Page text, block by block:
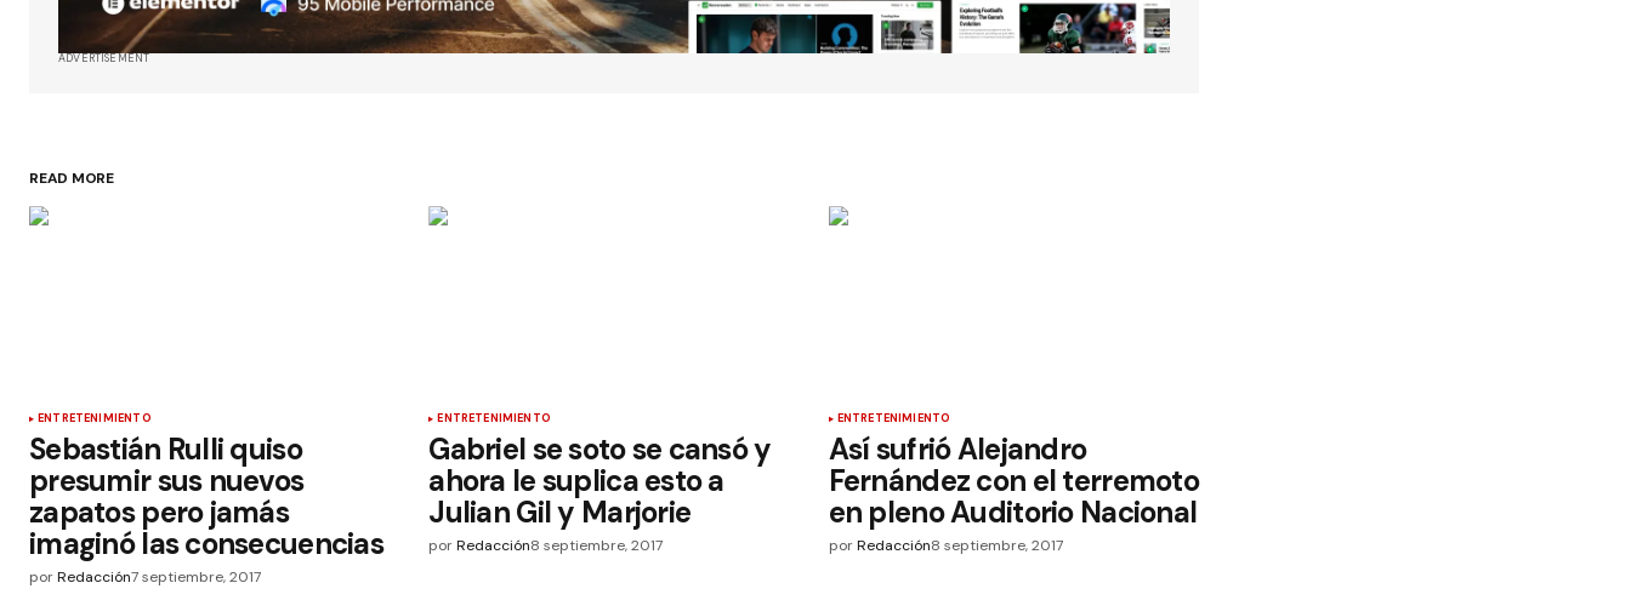
ADVERTISEMENT
READ MORE
ENTRETENIMIENTO
Sebastián Rulli quiso
presumir sus nuevos
zapatos pero jamás
imaginó las consecuencias
porRedacción7 septiembre, 2017
ENTRETENIMIENTO
Gabriel se soto se cansó y
ahora le suplica esto a
Julian Gil y Marjorie
por Redacción8 septiembre, 2017
ENTRETENIMIENTO
Así sufrió Alejandro
Fernández con el terremoto
en pleno Auditorio Nacional
por Redacción8 septiembre, 2017